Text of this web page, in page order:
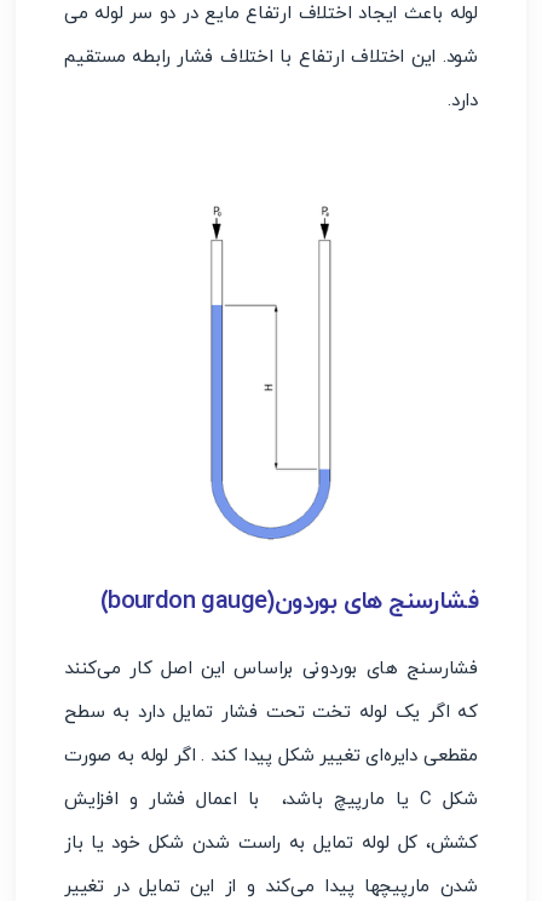
لوله باعث ایجاد اختلاف ارتفاع مایع در دو سر لوله می
شود. این اختلاف ارتفاع با اختلاف فشار رابطه مستقیم
دارد.
فشارسنج های بوردون(bourdon gauge)
فشارسنج های بوردونی براساس این اصل کار می‌کنند
که اگر یک لوله تخت تحت فشار تمایل دارد به سطح
مقطعی دایره‌ای تغییر شکل پیدا کند . اگر لوله به صورت
شکل C یا مارپیچ باشد، با اعمال فشار و افزایش
کشش، کل لوله تمایل به راست شدن شکل خود یا باز
شدن مارپیچها پیدا می‌کند و از این تمایل در تغییر